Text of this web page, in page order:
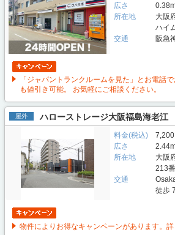
広さ
所在地
大阪
ハイ
交通
阪急
「ジャパントランクルームを見た」とお電話
も値引き可能。 お気軽にご相談ください。
屋外 ハローストレージ大阪福島海老江
料金(税込)
広さ
所在地
大阪
213
交通
徒歩
物件によりお得なキャンペーンがあります。詳